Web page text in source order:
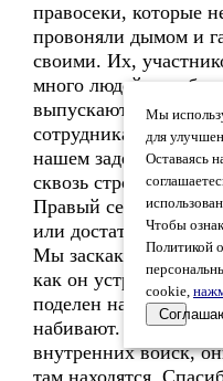
правосеки, которые
провоняли дымом и
своими. Их,
много людей
выпускают. Они
сотрудниками
нашем задержании.
сквозь строй
Правый сектор
или достать
Мы заскакиваем в
как он устроен,
поделен на две
набивают. В машине
внутренних войск,
там находятся.
Мы
для
Оставаясь
Чтобы
Политикой
cookie,